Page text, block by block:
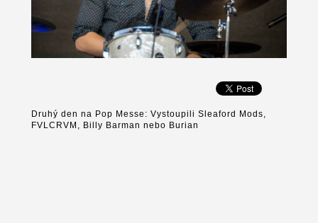
Druhý den na Pop Messe: Vystoupili Sleaford Mods,
FVLCRVM, Billy Barman nebo Burian